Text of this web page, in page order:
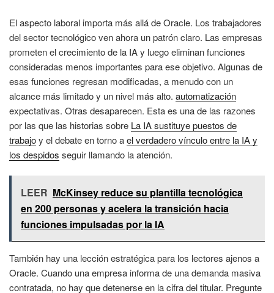
El aspecto laboral importa más allá de Oracle. Los trabajadores
del sector tecnológico ven ahora un patrón claro. Las empresas
prometen el crecimiento de la IA y luego eliminan funciones
consideradas menos importantes para ese objetivo. Algunas de
esas funciones regresan modificadas, a menudo con un
alcance más limitado y un nivel más alto. automatización
expectativas. Otras desaparecen. Esta es una de las razones
por las que las historias sobre La IA sustituye puestos de
trabajoy el debate en torno ael verdadero vínculo entre la IA y
los despidos seguir llamando la atención.
LEER McKinsey reduce su plantilla tecnológica
en 200 personas y acelera la transición hacia
funciones impulsadas por la IA
También hay una lección estratégica para los lectores ajenos a
Oracle. Cuando una empresa informa de una demanda masiva
contratada, no hay que detenerse en la cifra del titular. Pregunte